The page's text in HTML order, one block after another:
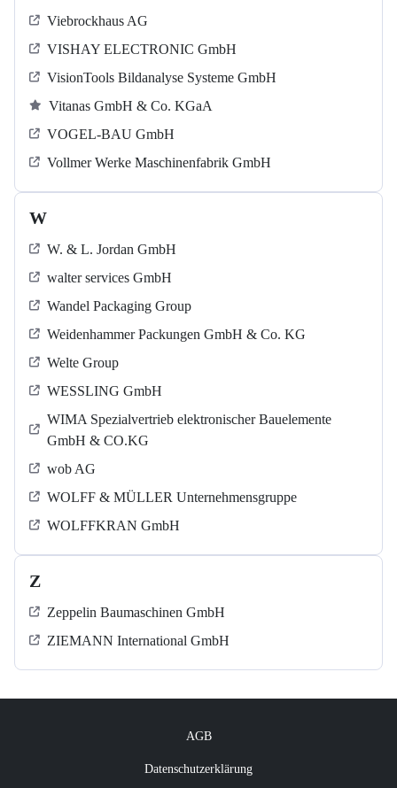
Viebrockhaus AG
VISHAY ELECTRONIC GmbH
VisionTools Bildanalyse Systeme GmbH
Vitanas GmbH & Co. KGaA
VOGEL-BAU GmbH
Vollmer Werke Maschinenfabrik GmbH
W
W. & L. Jordan GmbH
walter services GmbH
Wandel Packaging Group
Weidenhammer Packungen GmbH & Co. KG
Welte Group
WESSLING GmbH
WIMA Spezialvertrieb elektronischer Bauelemente
GmbH & CO.KG
wob AG
WOLFF & MÜLLER Unternehmensgruppe
WOLFFKRAN GmbH
Z
Zeppelin Baumaschinen GmbH
ZIEMANN International GmbH
AGB
Datenschutzerklärung